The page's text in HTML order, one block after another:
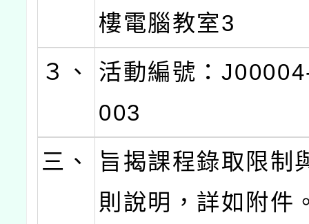
樓電腦教室3
３、
活動編號：
003
三、
旨揭課程錄取限制
則說明，詳如附件